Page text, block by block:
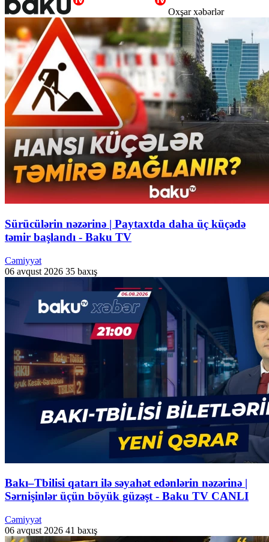
Oxşar xəbərlər
Sürücülərin nəzərinə | Paytaxtda daha üç küçədə
təmir başlandı - Baku TV
Cəmiyyət
06 avqust 2026 35 baxış
Bakı–Tbilisi qatarı ilə səyahət edənlərin nəzərinə |
Sərnişinlər üçün böyük güzəşt - Baku TV CANLI
Cəmiyyət
06 avqust 2026 41 baxış